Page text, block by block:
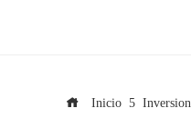
Inicio